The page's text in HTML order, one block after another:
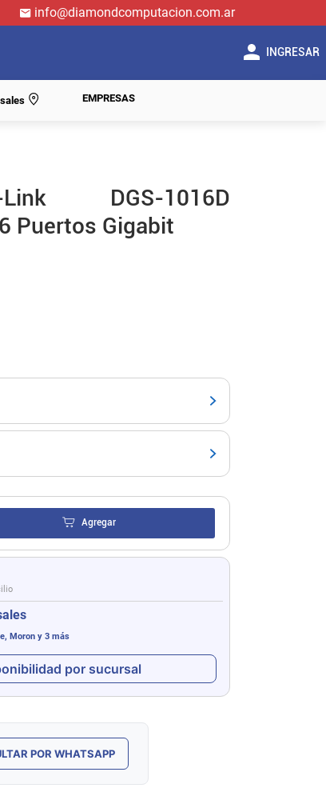
info@diamondcomputacion.com.ar
INGRESAR
EMPRESAS
DGS-1016D
Puertos Gigabit
Agregar
Morony 3 más
por sucursal
POR WHATSAPP